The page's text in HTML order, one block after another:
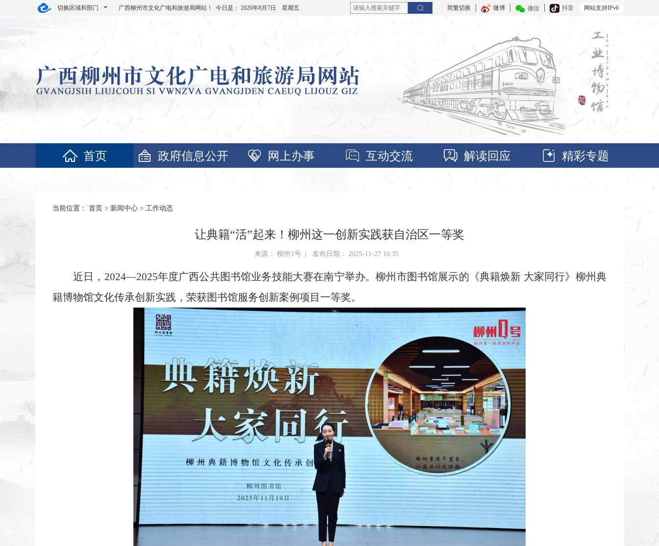
切换区域和部门 网站支持IPv6
简繁切换 微博 微信 抖音
广西柳州市文化广电和旅游局网站！ 今日是： 2026年8月7日 星期五
首页 政府信息公开 网上办事 互动交流 解读回应 精彩专题
当前位置： 首页 > 新闻中心 > 工作动态
让典籍“活”起来！柳州这一创新实践获自治区一等奖
来源： 柳州1号 | 发布日期： 2025-11-27 16:35
近日，2024—2025年度广西公共图书馆业务技能大赛在南宁举办。柳州市图书馆展示的《典籍焕新 大家同行》柳州典
籍博物馆文化传承创新实践，荣获图书馆服务创新案例项目一等奖。